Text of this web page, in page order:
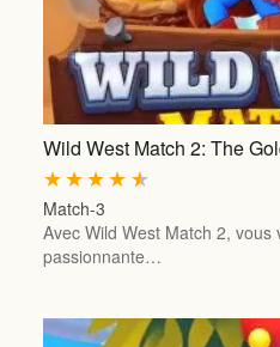
Wild West Match 2: The
★
★
★
★
★
Match-3
Avec Wild West Match 2, vous
passionnante…